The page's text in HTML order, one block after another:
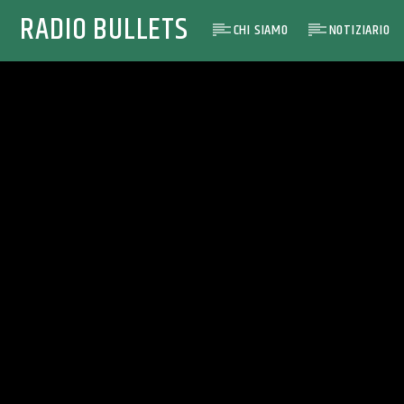
RADIO BULLETS CHI SIAMO NOTIZIARIO